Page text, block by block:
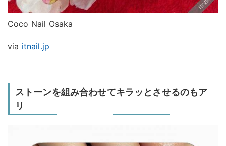
Coco Nail Osaka
via itnail.jp
ストーンを組み合わせてキラッとさせるのもア
リ